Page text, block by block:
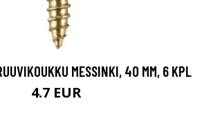
MESSINKI, 40 MM, 6 KPL
4.7 EUR